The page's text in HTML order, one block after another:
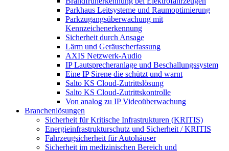
Parkhaus Leitsysteme und Raumoptimierung
Parkzugangsüberwachung mit
Kennzeichenerkennung
Sicherheit durch Ansage
Lärm und Geräuscherfassung
AXIS Netzwerk-Audio
IP Lautsprecheranlage und Beschallungssystem
Eine IP Sirene die schützt und warnt
Salto KS Cloud-Zutrittslösung
Salto KS Cloud-Zutrittskontrolle
Von analog zu IP Videoüberwachung
Branchenlösungen
Sicherheit für Kritische Infrastrukturen (KRITIS)
Energieinfrastrukturschutz und Sicherheit / KRITIS
Fahrzeugsicherheit für Autohäuser
Sicherheit im medizinischen Bereich und